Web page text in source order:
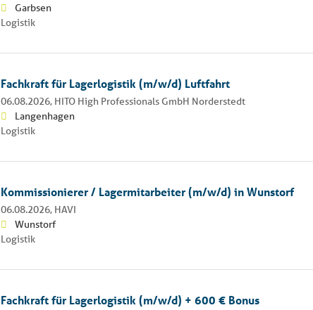
Garbsen
Logistik
Fachkraft für Lagerlogistik (m/w/d) Luftfahrt
06.08.2026, HITO High Professionals GmbH Norderstedt
Langenhagen
Logistik
Kommissionierer / Lagermitarbeiter (m/w/d) in Wunstorf
06.08.2026, HAVI
Wunstorf
Logistik
Fachkraft für Lagerlogistik (m/w/d) + 600 € Bonus